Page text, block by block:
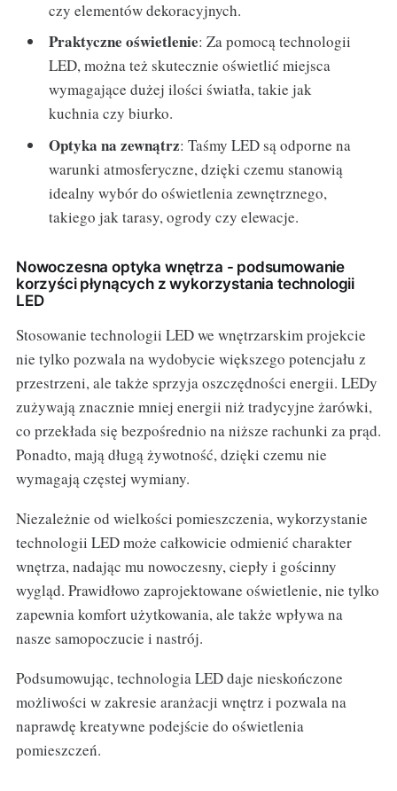
czy elementów dekoracyjnych.
Praktyczne oświetlenie: Za pomocą technologii
LED, można też skutecznie oświetlić miejsca
wymagające dużej ilości światła, takie jak
kuchnia czy biurko.
Optyka na zewnątrz: Taśmy LED są odporne na
warunki atmosferyczne, dzięki czemu stanowią
idealny wybór do oświetlenia zewnętrznego,
takiego jak tarasy, ogrody czy elewacje.
Nowoczesna optyka wnętrza - podsumowanie
korzyści płynących z wykorzystania technologii
LED
Stosowanie technologii LED we wnętrzarskim projekcie
nie tylko pozwala na wydobycie większego potencjału z
przestrzeni, ale także sprzyja oszczędności energii. LEDy
zużywają znacznie mniej energii niż tradycyjne żarówki,
co przekłada się bezpośrednio na niższe rachunki za prąd.
Ponadto, mają długą żywotność, dzięki czemu nie
wymagają częstej wymiany.
Niezależnie od wielkości pomieszczenia, wykorzystanie
technologii LED może całkowicie odmienić charakter
wnętrza, nadając mu nowoczesny, ciepły i gościnny
wygląd. Prawidłowo zaprojektowane oświetlenie, nie tylko
zapewnia komfort użytkowania, ale także wpływa na
nasze samopoczucie i nastrój.
Podsumowując, technologia LED daje nieskończone
możliwości w zakresie aranżacji wnętrz i pozwala na
naprawdę kreatywne podejście do oświetlenia
pomieszczeń.